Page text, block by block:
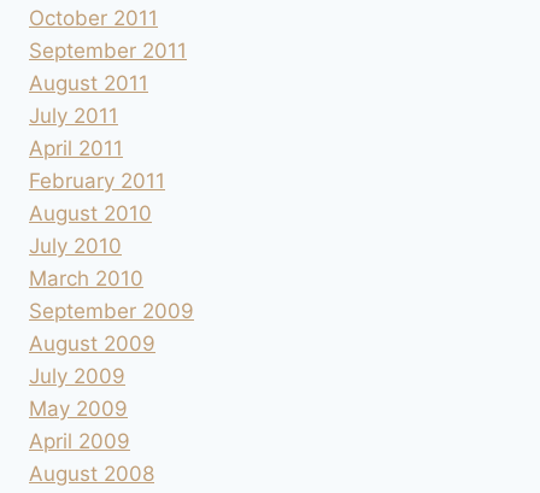
October 2011
September 2011
August 2011
July 2011
April 2011
February 2011
August 2010
July 2010
March 2010
September 2009
August 2009
July 2009
May 2009
April 2009
August 2008